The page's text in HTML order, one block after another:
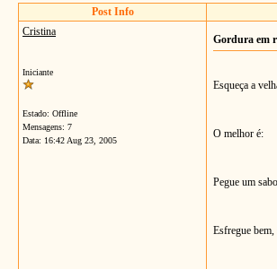
Post Info
Cristina
Iniciante
Estado: Offline
Mensagens: 7
Data: 16:42 Aug 23, 2005
Gordura em
Esqueça a
O melhor é:
Pegue um
Esfregue bem,